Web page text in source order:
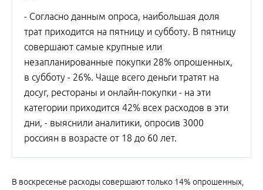
- Согласно данным опроса, наибольшая доля
трат приходится на пятницу и субботу. В пятницу
совершают самые крупные или
незапланированные покупки 28% опрошенных,
в субботу - 26%. Чаще всего деньги тратят на
досуг, рестораны и онлайн-покупки - на эти
категории приходится 42% всех расходов в эти
дни, - выяснили аналитики, опросив 3000
россиян в возрасте от 18 до 60 лет.
В воскресенье расходы совершают только 14% опрошенных,